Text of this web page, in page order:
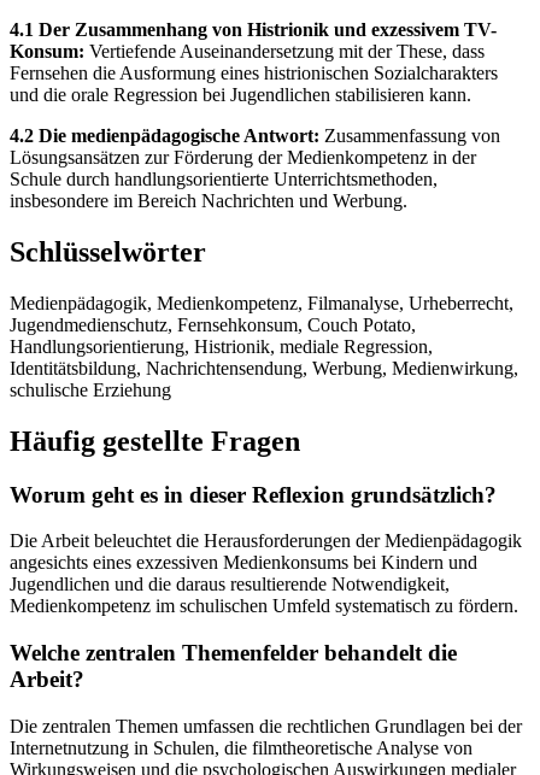
4.1 Der Zusammenhang von Histrionik und exzessivem TV-
Konsum: Vertiefende Auseinandersetzung mit der These, dass
Fernsehen die Ausformung eines histrionischen Sozialcharakters
und die orale Regression bei Jugendlichen stabilisieren kann.
4.2 Die medienpädagogische Antwort: Zusammenfassung von
Lösungsansätzen zur Förderung der Medienkompetenz in der
Schule durch handlungsorientierte Unterrichtsmethoden,
insbesondere im Bereich Nachrichten und Werbung.
Schlüsselwörter
Medienpädagogik, Medienkompetenz, Filmanalyse, Urheberrecht,
Jugendmedienschutz, Fernsehkonsum, Couch Potato,
Handlungsorientierung, Histrionik, mediale Regression,
Identitätsbildung, Nachrichtensendung, Werbung, Medienwirkung,
schulische Erziehung
Häufig gestellte Fragen
Worum geht es in dieser Reflexion grundsätzlich?
Die Arbeit beleuchtet die Herausforderungen der Medienpädagogik
angesichts eines exzessiven Medienkonsums bei Kindern und
Jugendlichen und die daraus resultierende Notwendigkeit,
Medienkompetenz im schulischen Umfeld systematisch zu fördern.
Welche zentralen Themenfelder behandelt die
Arbeit?
Die zentralen Themen umfassen die rechtlichen Grundlagen bei der
Internetnutzung in Schulen, die filmtheoretische Analyse von
Wirkungsweisen und die psychologischen Auswirkungen medialer